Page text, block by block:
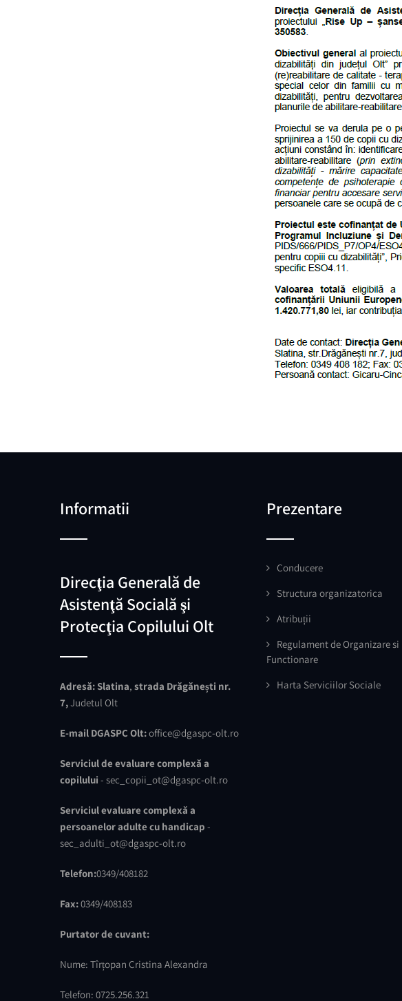
Informatii
Direcţia Generală de
Asistenţă Socială şi
Protecţia Copilului Olt
Adresă:Slatina, strada Drăgănești nr.
7,Judetul Olt
E-mail DGASPC Olt:office@dgaspc-olt.ro
Serviciul de evaluare complexă a
copilului - sec_copii_ot@dgaspc-olt.ro
Serviciul evaluare complexă a
persoanelor adulte cu handicap -
sec_adulti_ot@dgaspc-olt.ro
Telefon:0349/408182
Fax:0349/408183
Purtator de cuvant:
Nume: Tîrțopan Cristina Alexandra
Telefon: 0725.256.321
Prezentare
Conducere
Structura organizatorica
Atribuții
Regulament de Organizare si
Functionare
Harta Serviciilor Sociale